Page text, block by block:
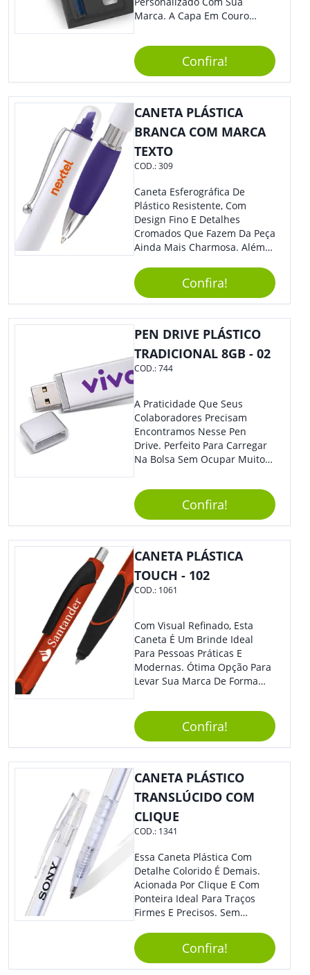
Marca. A Capa Em Couro
Elástico Permite Maior
Segurança Ao Carregá-Lo.
Ofereça A Seus Clientes E
Colaboradores, Sem Dúvidas
Eles Irão Adorar.
Confira!
CANETA PLÁSTICA
BRANCA COM MARCA
TEXTO
COD.:309
Caneta Esferográfica De
Plástico Resistente, Com
Design Fino E Detalhes
Cromados Que Fazem Da Peça
Ainda Mais Charmosa. Além
Seu Acionamento É Por Giro.
Perfeita Para Diversas
Ocasiões Do Dia A Dia.
Confira!
PEN DRIVE PLÁSTICO
TRADICIONAL 8GB - 02
COD.:744
A Praticidade Que Seus
Colaboradores Precisam
Encontramos Nesse Pen
Drive. Perfeito Para Carregar
Na Bolsa Sem Ocupar Muito
Qualquer Lugar Todos Os
Arquivos Desejados. Ideal
Para Oferecer Em Eventos E
Feiras De Exposições.
Confira!
CANETA PLÁSTICA
TOUCH - 102
COD.: 1061
Com Visual Refinado, Esta
Caneta É Um Brinde Ideal
Para Pessoas Práticas E
Modernas. Ótima Opção Para
Levar Sua Marca De Forma
Sua Empresa Em Eventos,
Reuniões Corporativas Ou Até
Mesmo Para Presentear
Colaboradores E Parceiros De
Sua Empresa.
Confira!
CANETA PLÁSTICO
TRANSLÚCIDO COM
CLIQUE
COD.: 1341
Essa Caneta Plástica Com
Detalhe Colorido É Demais.
Acionada Por Clique E Com
Ponteira Ideal Para Traços
Firmes E Precisos. Sem
Brinde Para Representar Sua
Marca. Dimensões: 1.6 Cm X
14 Cm X 1.6 Cm
Confira!